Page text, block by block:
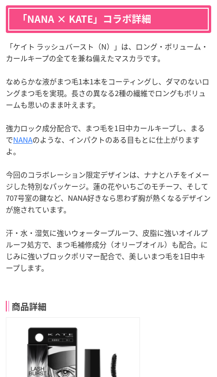
「NANA × KATE」コラボ詳細
「ケイト ラッシュバースト（N）」は、ロング・ボリューム・
カールキープの全てを兼ね備えたマスカラです。
なめらかな液がまつ毛1本1本をコーティングし、ダマのないロ
ングまつ毛を実現。長さの異なる2種の繊維でロングもボリュ
ームも思いのまま叶えます。
強力ロック成分配合で、まつ毛を1日中カールキープし、まる
でNANAのような、インパクトのある目もとに仕上がります
よ。
今回のコラボレーション限定デザインは、ナナとハチをイメー
ジした特別なパッケージ。蓮の花やいちごのモチーフ、そして
707号室の鍵など、NANA好きなら思わず胸が熱くなるデザイン
が施されています。
汗・水・湿気に強いウォータープルーフ、皮脂に強いオイルプ
ルーフ処方で、まつ毛補修成分（オリーブオイル）も配合。に
じみに強いブロックポリマー配合で、美しいまつ毛を1日中キ
ープします。
商品詳細